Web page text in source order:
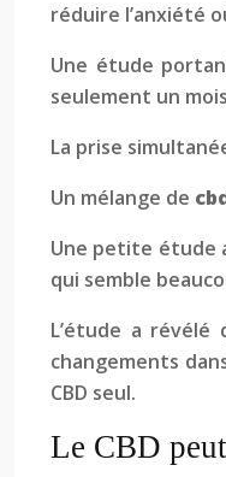
réduire l’anxiété
Une étude
seulement un
La prise
Un mélange de
Une petite étude
qui semble
L’étude a révélé
changements
CBD seul.
Le CBD